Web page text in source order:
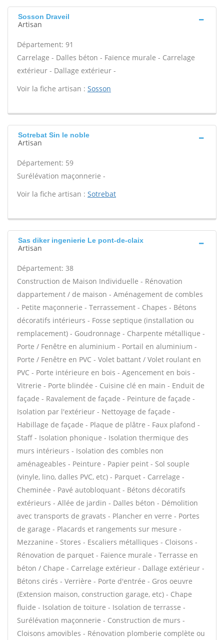
Sosson Draveil
Artisan
Département: 91
Carrelage - Dalles béton - Faïence murale - Carrelage
extérieur - Dallage extérieur -
Voir la fiche artisan : Sosson
Sotrebat Sin le noble
Artisan
Département: 59
Surélévation maçonnerie -
Voir la fiche artisan : Sotrebat
Sas diker ingenierie Le pont-de-claix
Artisan
Département: 38
Construction de Maison Individuelle - Rénovation
dappartement / de maison - Aménagement de combles
- Petite maçonnerie - Terrassement - Chapes - Bétons
décoratifs intérieurs - Fosse septique (installation ou
remplacement) - Goudronnage - Charpente métallique -
Porte / Fenêtre en aluminium - Portail en aluminium -
Porte / Fenêtre en PVC - Volet battant / Volet roulant en
PVC - Porte intérieure en bois - Agencement en bois -
Vitrerie - Porte blindée - Cuisine clé en main - Enduit de
façade - Ravalement de façade - Peinture de façade -
Isolation par l'extérieur - Nettoyage de façade -
Habillage de façade - Plaque de plâtre - Faux plafond -
Staff - Isolation phonique - Isolation thermique des
murs intérieurs - Isolation des combles non
aménageables - Peinture - Papier peint - Sol souple
(vinyle, lino, dalles PVC, etc) - Parquet - Carrelage -
Cheminée - Pavé autobloquant - Bétons décoratifs
extérieurs - Allée de jardin - Dalles béton - Démolition
avec transports de gravats - Plancher en verre - Portes
de garage - Placards et rangements sur mesure -
Mezzanine - Stores - Escaliers métalliques - Cloisons -
Rénovation de parquet - Faïence murale - Terrasse en
béton / Chape - Carrelage extérieur - Dallage extérieur -
Bétons cirés - Verrière - Porte d'entrée - Gros oeuvre
(Extension maison, construction garage, etc) - Chape
fluide - Isolation de toiture - Isolation de terrasse -
Surélévation maçonnerie - Construction de murs -
Cloisons amovibles - Rénovation plomberie complète ou